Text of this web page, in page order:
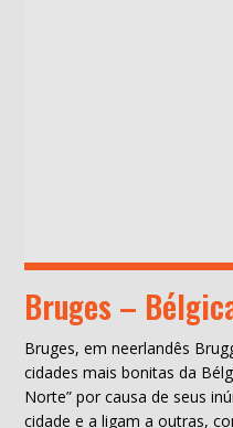
Bruges –
Bruges, em neerlandês
cidades mais bonitas da
Norte” por causa de seus
cidade e a ligam a outras,